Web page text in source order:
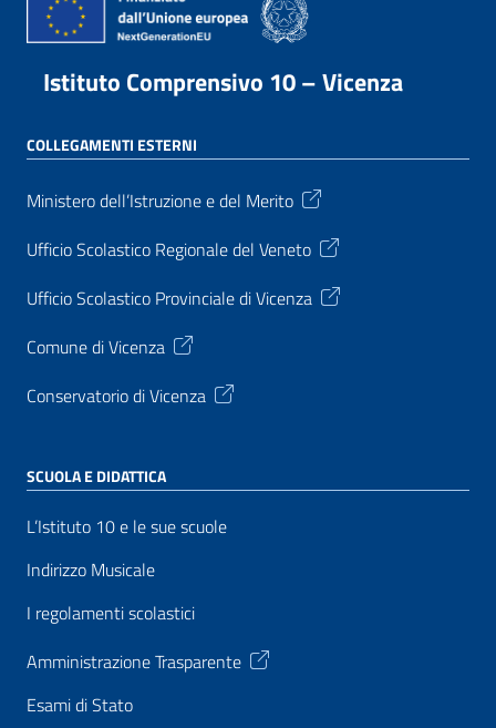
Istituto Comprensivo 10 – Vicenza
COLLEGAMENTI ESTERNI
Ministero dell’Istruzione e del Merito
Ufficio Scolastico Regionale del Veneto
Ufficio Scolastico Provinciale di Vicenza
Comune di Vicenza
Conservatorio di Vicenza
SCUOLA E DIDATTICA
L’Istituto 10 e le sue scuole
Indirizzo Musicale
I regolamenti scolastici
Amministrazione Trasparente
Esami di Stato